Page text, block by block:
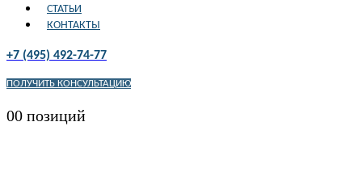
СТАТЬИ
КОНТАКТЫ
+7 (495) 492-74-77
ПОЛУЧИТЬ КОНСУЛЬТАЦИЮ
00 позиций